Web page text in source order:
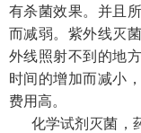
有杀菌效果。并且
而减弱。紫外线灭
外线照射不到的地
时间的增加而减小
费用高。
化学试剂灭菌，